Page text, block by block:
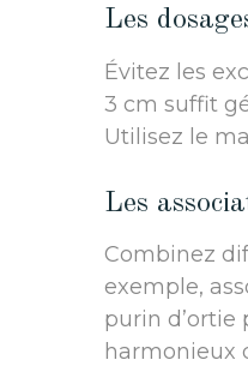
Les
Évitez les
3 cm suffit
Utilisez le
Les
Combinez
exemple,
purin d’ortie
harmonieux